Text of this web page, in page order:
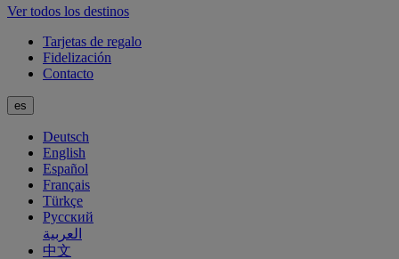
Ver todos los destinos
Tarjetas de regalo
Fidelización
Contacto
es
Deutsch
English
Español
Français
Türkçe
Русский
العربية
中文